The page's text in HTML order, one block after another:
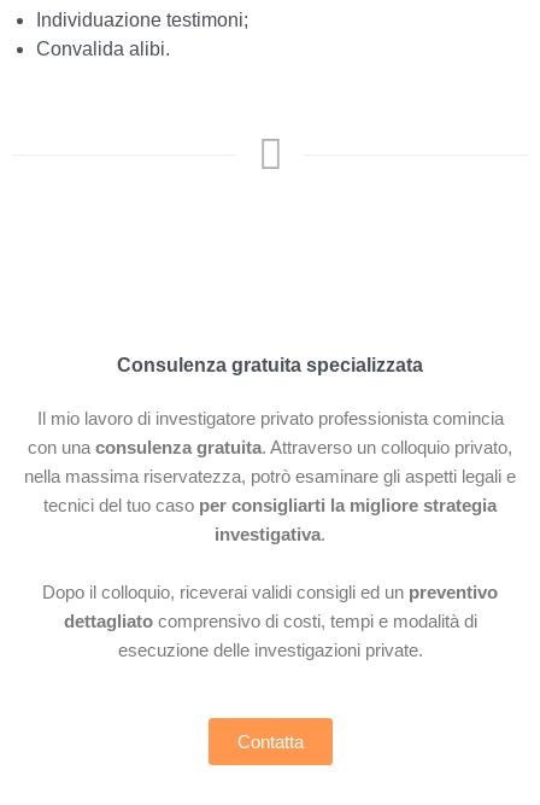
Individuazione testimoni;
Convalida alibi.
Consulenza gratuita specializzata
Il mio lavoro di investigatore privato professionista comincia
con una consulenza gratuita. Attraverso un colloquio privato,
nella massima riservatezza, potrò esaminare gli aspetti legali e
tecnici del tuo caso per consigliarti la migliore strategia
investigativa.
Dopo il colloquio, riceverai validi consigli ed un preventivo
dettagliato comprensivo di costi, tempi e modalità di
esecuzione delle investigazioni private.
Contatta